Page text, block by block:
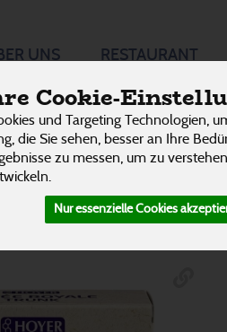
Cookie-
und Targeting Technologien,
die Sie sehen, besser an Ihre
zu messen, um zu
Nur essenzielle Cookies
UNS RESTAURANT
Kapseln & Tabletten